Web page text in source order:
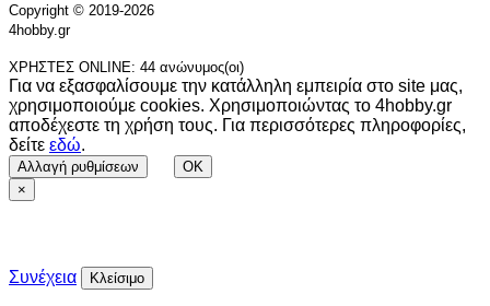
Copyright © 2019-2026
4hobby.gr
ΧΡΗΣΤΕΣ ONLINE: 44 ανώνυμος(οι)
Για να εξασφαλίσουμε την κατάλληλη εμπειρία στο site μας,
χρησιμοποιούμε cookies. Χρησιμοποιώντας το 4hobby.gr
αποδέχεστε τη χρήση τους. Για περισσότερες πληροφορίες,
δείτε εδώ.
Αλλαγή ρυθμίσεων
OK
×
Συνέχεια Κλείσιμο